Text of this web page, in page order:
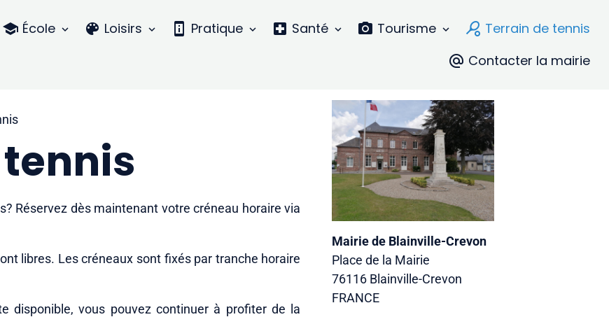
École Loisirs Pratique Santé Tourisme
Terrain de tennis
Contacter la mairie
Réservez dès maintenant votre créneau horaire via
libres. Les créneaux sont fixés par tranche horaire
disponible, vous pouvez continuer à profiter de la
Mairie de Blainville-Crevon
Place de la Mairie
76116 Blainville-Crevon
FRANCE